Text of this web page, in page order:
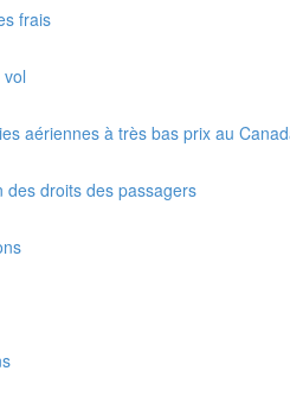
frais
aériennes à très bas prix au
des droits des passagers